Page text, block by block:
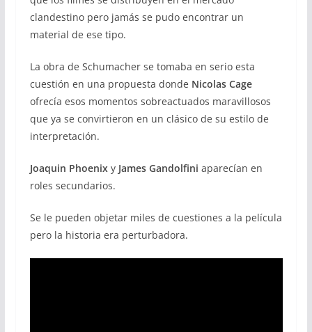
clandestino pero jamás se pudo encontrar un
material de ese tipo.
La obra de Schumacher se tomaba en serio esta
cuestión en una propuesta donde Nicolas Cage
ofrecía esos momentos sobreactuados maravillosos
que ya se convirtieron en un clásico de su estilo de
interpretación.
Joaquin PhoenixyJames Gandolfini aparecían en
roles secundarios.
Se le pueden objetar miles de cuestiones a la película
pero la historia era perturbadora.